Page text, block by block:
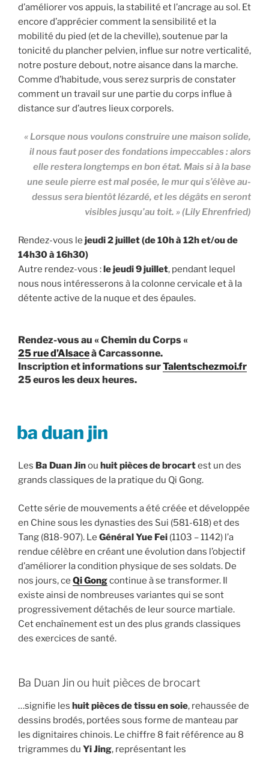
d’améliorer vos appuis, la stabilité et l’ancrage au sol. Et
encore d’apprécier comment la sensibilité et la
mobilité du pied (et de la cheville), soutenue par la
tonicité du plancher pelvien, influe sur notre verticalité,
notre posture debout, notre aisance dans la marche.
Comme d’habitude, vous serez surpris de constater
comment un travail sur une partie du corps influe à
distance sur d’autres lieux corporels.
« Lorsque nous voulons construire une maison solide,
il nous faut poser des fondations impeccables : alors
elle restera longtemps en bon état. Mais si à la base
une seule pierre est mal posée, le mur qui s’élève au-
dessus sera bientôt lézardé, et les dégâts en seront
visibles jusqu’au toit. » (Lily Ehrenfried)
Rendez-vous le jeudi 2 juillet (de 10h à 12h et/ou de
14h30 à 16h30)
Autre rendez-vous :le jeudi 9 juillet, pendant lequel
nous nous intéresserons à la colonne cervicale et à la
détente active de la nuque et des épaules.
Rendez-vous au « Chemin du Corps «
25 rue d’Alsaceà Carcassonne.
Inscription et informations surTalentschezmoi.fr
25 euros les deux heures.
LE
ba duan jin
Les Ba Duan Jinou huit pièces de brocartest un des
grands classiques de la pratique du Qi Gong.
Cette série de mouvements a été créée et développée
en Chine sous les dynasties des Sui (581-618) et des
Tang (818-907). Le Général Yue Fei (1103 – 1142) l’a
rendue célèbre en créant une évolution dans l’objectif
d’améliorer la condition physique de ses soldats. De
nos jours, ce Qi Gongcontinue à se transformer. Il
existe ainsi de nombreuses variantes qui se sont
progressivement détachés de leur source martiale.
Cet enchaînement est un des plus grands classiques
des exercices de santé.
Ba Duan Jin ou huit pièces de brocart
…signifie les huit pièces de tissu en soie, rehaussée de
dessins brodés, portées sous forme de manteau par
les dignitaires chinois. Le chiffre 8 fait référence au 8
trigrammes du Yi Jing, représentant les